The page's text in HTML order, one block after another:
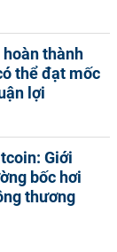
hoàn thành
thể đạt mốc
lợi
Giới
bốc hơi
thương